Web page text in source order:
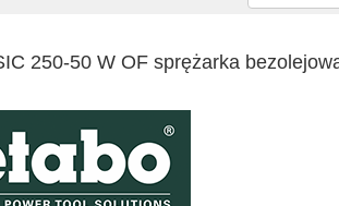
250-50 W OF sprężarka